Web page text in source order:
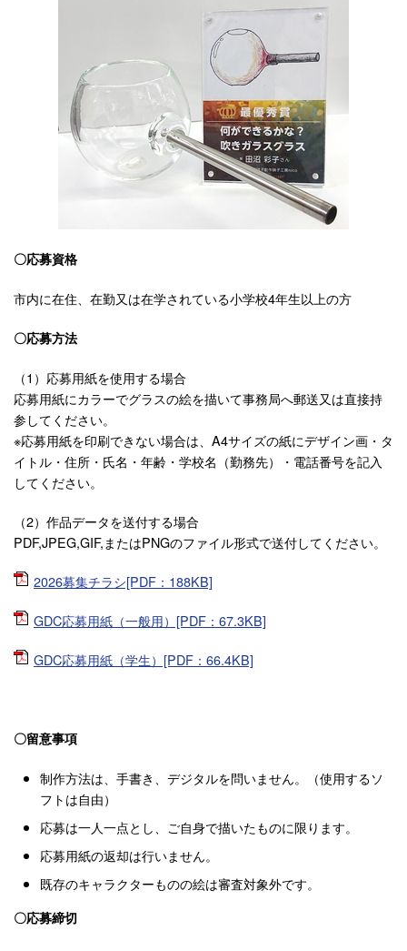
〇応募資格
市内に在住、在勤又は在学されている小学校4年生以上の方
〇応募方法
（1）応募用紙を使用する場合
応募用紙にカラーでグラスの絵を描いて事務局へ郵送又は直接持
参してください。
※応募用紙を印刷できない場合は、A4サイズの紙にデザイン画・タ
イトル・住所・氏名・年齢・学校名（勤務先）・電話番号を記入
してください。
（2）作品データを送付する場合
PDF,JPEG,GIF,またはPNGのファイル形式で送付してください。
2026募集チラシ[PDF：188KB]
GDC応募用紙（一般用）[PDF：67.3KB]
GDC応募用紙（学生）[PDF：66.4KB]
〇留意事項
制作方法は、手書き、デジタルを問いません。（使用するソ
フトは自由）
応募は一人一点とし、ご自身で描いたものに限ります。
応募用紙の返却は行いません。
既存のキャラクターものの絵は審査対象外です。
〇応募締切